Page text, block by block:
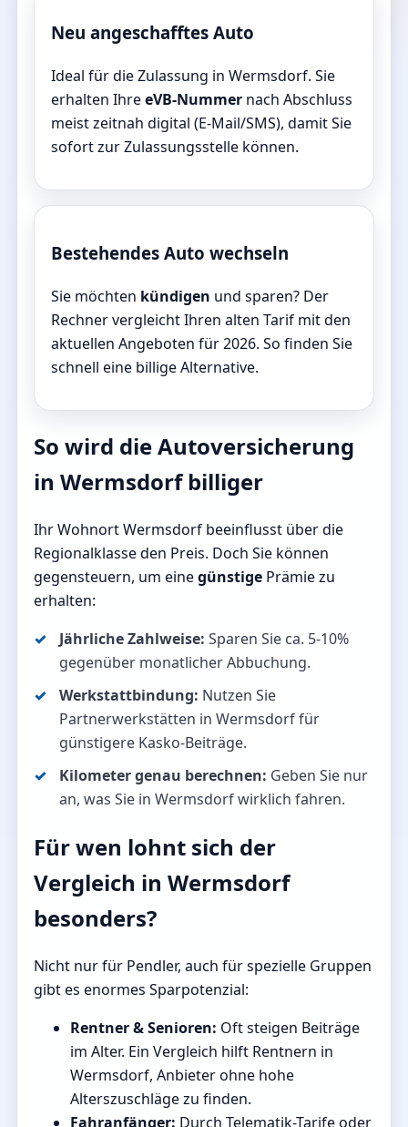
Neu angeschafftes Auto
Ideal für die Zulassung in Wermsdorf. Sie
erhalten IhreeVB-Nummer nach Abschluss
meist zeitnah digital (E-Mail/SMS), damit Sie
sofort zur Zulassungsstelle können.
Bestehendes Auto wechseln
Sie möchten kündigen und sparen? Der
Rechner vergleicht Ihren alten Tarif mit den
aktuellen Angeboten für 2026. So finden Sie
schnell eine billige Alternative.
So wird die Autoversicherung
in Wermsdorf billiger
Ihr Wohnort Wermsdorf beeinflusst über die
Regionalklasse den Preis. Doch Sie können
gegensteuern, um einegünstige Prämie zu
erhalten:
Jährliche Zahlweise: Sparen Sie ca. 5-10%
gegenüber monatlicher Abbuchung.
Werkstattbindung: Nutzen Sie
Partnerwerkstätten in Wermsdorf für
günstigere Kasko-Beiträge.
Kilometer genau berechnen: Geben Sie nur
an, was Sie in Wermsdorf wirklich fahren.
Für wen lohnt sich der
Vergleich in Wermsdorf
besonders?
Nicht nur für Pendler, auch für spezielle Gruppen
gibt es enormes Sparpotenzial:
Rentner & Senioren: Oft steigen Beiträge
im Alter. Ein Vergleich hilft Rentnern in
Wermsdorf, Anbieter ohne hohe
Alterszuschläge zu finden.
Fahranfänger: Durch Telematik-Tarife oder